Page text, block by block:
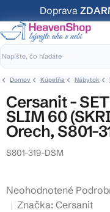
na
obsah
Doprava
Domov Kúpeľňa Nábytok
Cersanit -
SLIM 60
Orech, S801-
S801-319-DSM
Priemerné
hodnotenie
Neohodnotené
Značka: Cersanit